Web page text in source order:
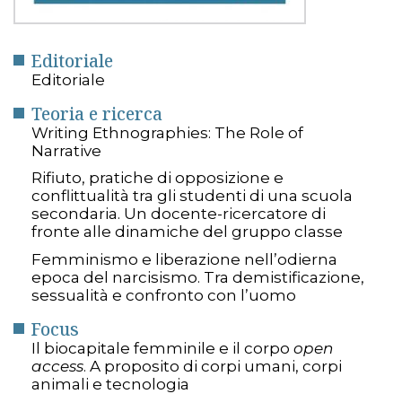
Editoriale
Editoriale
Teoria e ricerca
Writing Ethnographies: The Role of
Narrative
Rifiuto, pratiche di opposizione e
conflittualità tra gli studenti di una scuola
secondaria. Un docente-ricercatore di
fronte alle dinamiche del gruppo classe
Femminismo e liberazione nell’odierna
epoca del narcisismo. Tra demistificazione,
sessualità e confronto con l’uomo
Focus
Il biocapitale femminile e il corpo open
access. A proposito di corpi umani, corpi
animali e tecnologia